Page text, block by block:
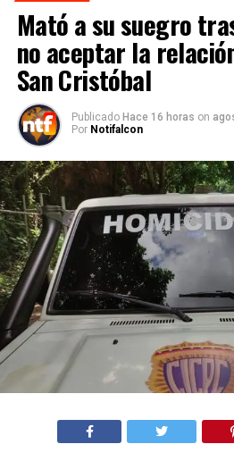
Mató a su suegro
no aceptar la
San Cristóbal
Publicado Hace 16 horas on
Por Notifalcon